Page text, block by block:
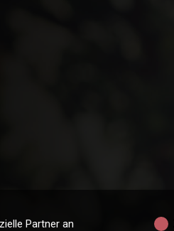
Partner an